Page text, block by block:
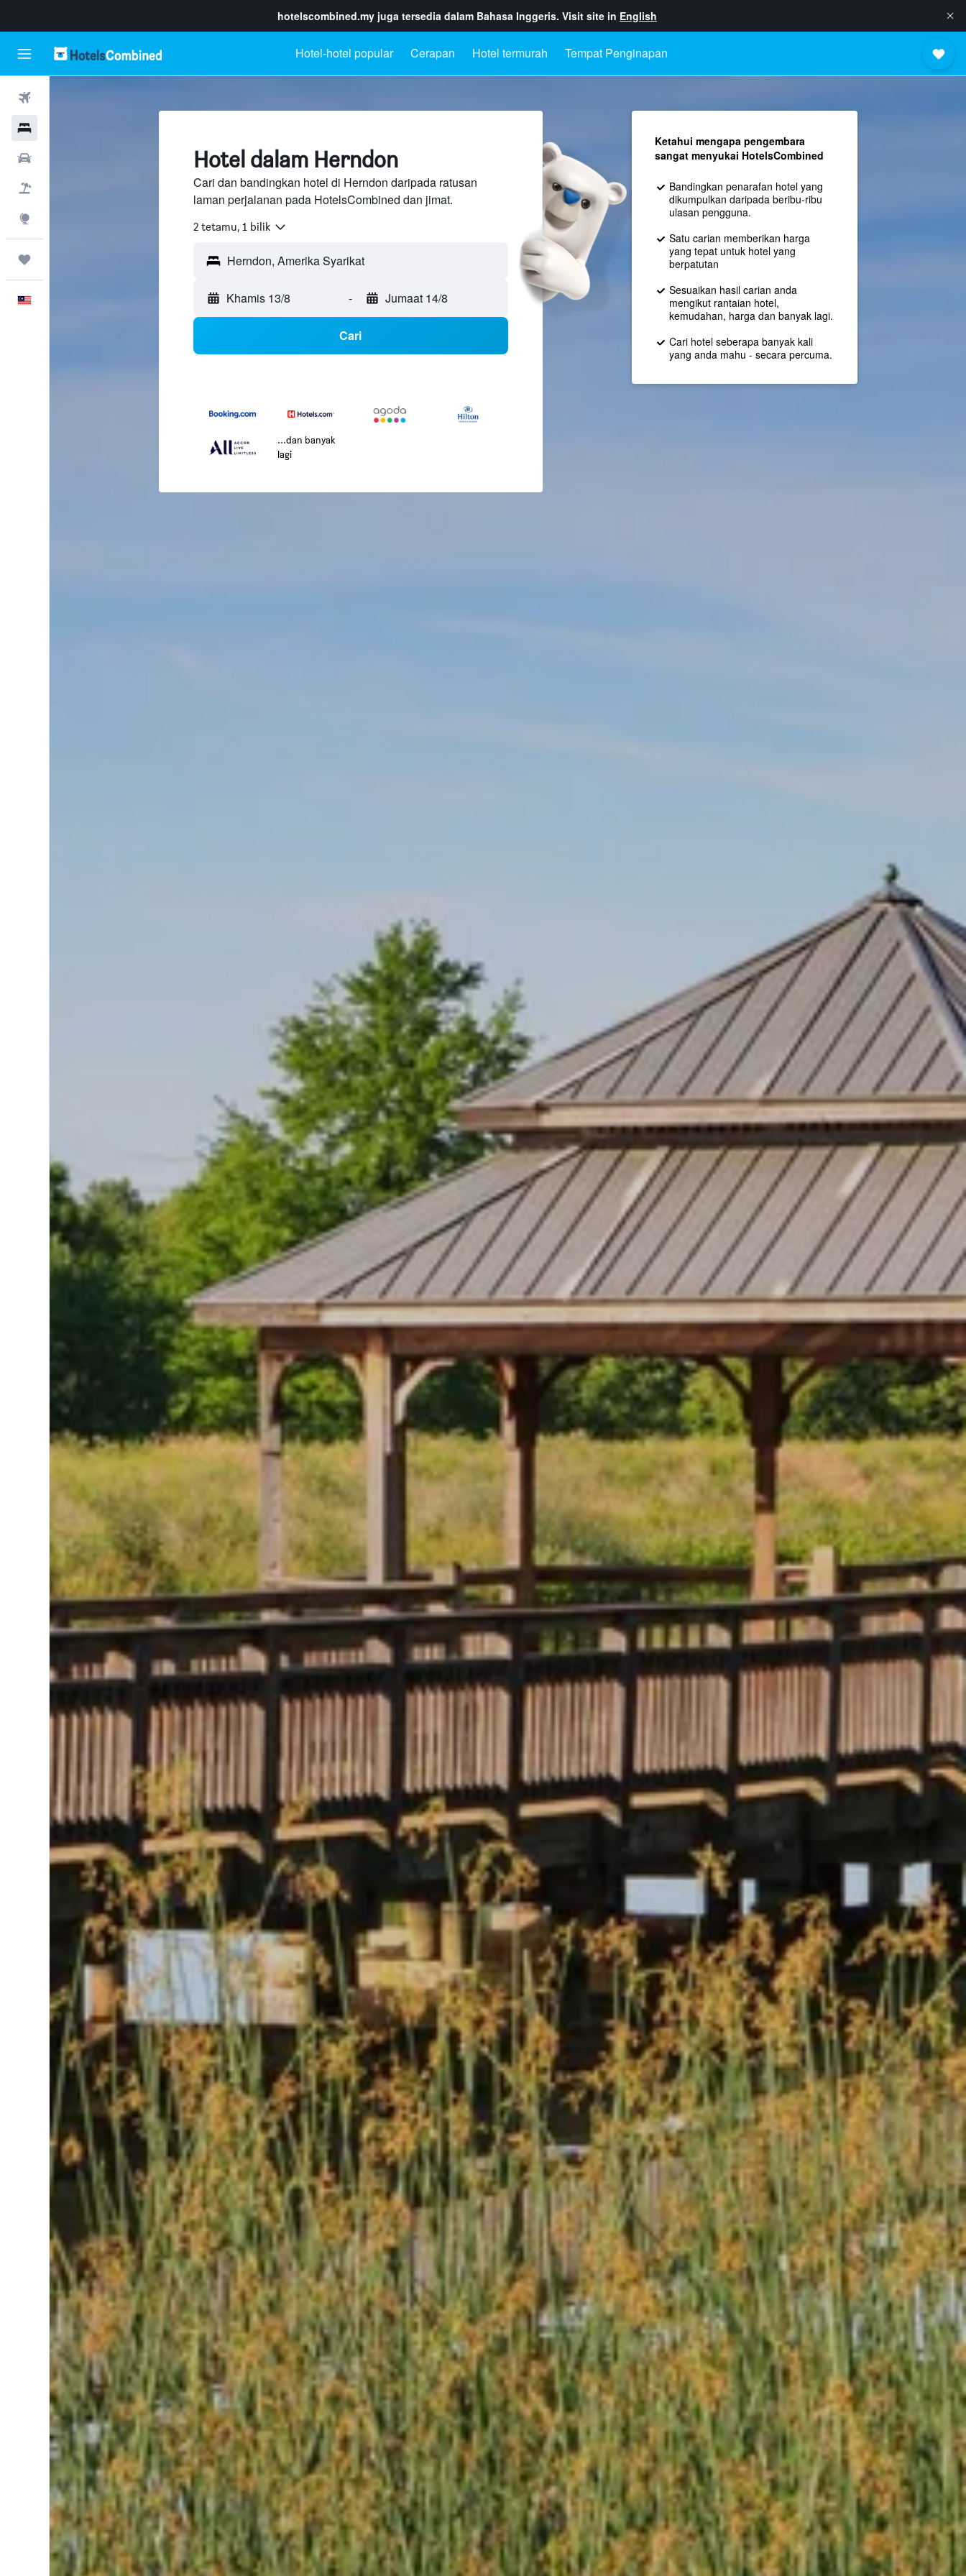
hotelscombined.my juga tersedia dalam Bahasa Inggeris. Visit site in English
Hotel-hotel popular Cerapan Hotel termurah Tempat Penginapan
Hotel dalam Herndon
Cari dan bandingkan hotel di Herndon daripada ratusan
laman perjalanan pada HotelsCombined dan jimat.
2 tetamu, 1 bilik
Khamis 13/8 - Jumaat 14/8
Cari
...dan banyak
lagi
Ketahui mengapa pengembara
sangat menyukai HotelsCombined
Bandingkan penarafan hotel yang
dikumpulkan daripada beribu-ribu
ulasan pengguna.
Satu carian memberikan harga
yang tepat untuk hotel yang
berpatutan
Sesuaikan hasil carian anda
mengikut rantaian hotel,
kemudahan, harga dan banyak lagi.
Cari hotel seberapa banyak kali
yang anda mahu - secara percuma.